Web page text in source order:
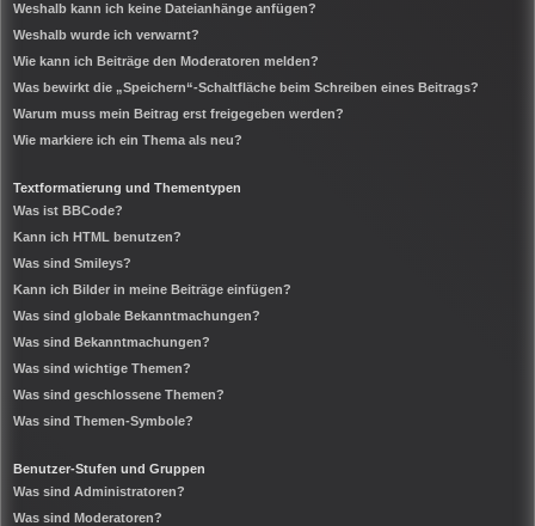
Weshalb kann ich keine Dateianhänge anfügen?
Weshalb wurde ich verwarnt?
Wie kann ich Beiträge den Moderatoren melden?
Was bewirkt die „Speichern“-Schaltfläche beim Schreiben eines Beitrags?
Warum muss mein Beitrag erst freigegeben werden?
Wie markiere ich ein Thema als neu?
Textformatierung und Thementypen
Was ist BBCode?
Kann ich HTML benutzen?
Was sind Smileys?
Kann ich Bilder in meine Beiträge einfügen?
Was sind globale Bekanntmachungen?
Was sind Bekanntmachungen?
Was sind wichtige Themen?
Was sind geschlossene Themen?
Was sind Themen-Symbole?
Benutzer-Stufen und Gruppen
Was sind Administratoren?
Was sind Moderatoren?